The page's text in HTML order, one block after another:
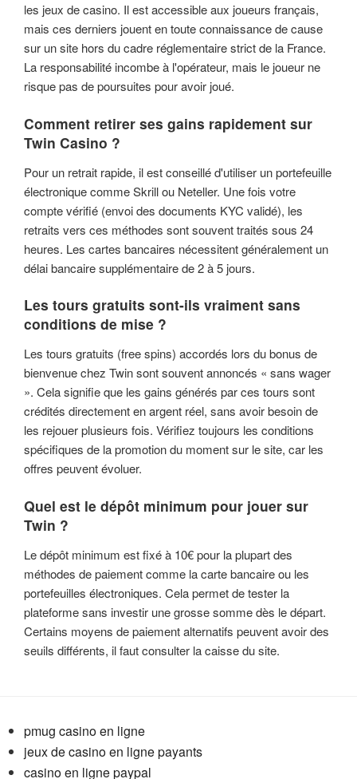
les jeux de casino. Il est accessible aux joueurs français,
mais ces derniers jouent en toute connaissance de cause
sur un site hors du cadre réglementaire strict de la France.
La responsabilité incombe à l'opérateur, mais le joueur ne
risque pas de poursuites pour avoir joué.
Comment retirer ses gains rapidement sur
Twin Casino ?
Pour un retrait rapide, il est conseillé d'utiliser un portefeuille
électronique comme Skrill ou Neteller. Une fois votre
compte vérifié (envoi des documents KYC validé), les
retraits vers ces méthodes sont souvent traités sous 24
heures. Les cartes bancaires nécessitent généralement un
délai bancaire supplémentaire de 2 à 5 jours.
Les tours gratuits sont-ils vraiment sans
conditions de mise ?
Les tours gratuits (free spins) accordés lors du bonus de
bienvenue chez Twin sont souvent annoncés « sans wager
». Cela signifie que les gains générés par ces tours sont
crédités directement en argent réel, sans avoir besoin de
les rejouer plusieurs fois. Vérifiez toujours les conditions
spécifiques de la promotion du moment sur le site, car les
offres peuvent évoluer.
Quel est le dépôt minimum pour jouer sur
Twin ?
Le dépôt minimum est fixé à 10€ pour la plupart des
méthodes de paiement comme la carte bancaire ou les
portefeuilles électroniques. Cela permet de tester la
plateforme sans investir une grosse somme dès le départ.
Certains moyens de paiement alternatifs peuvent avoir des
seuils différents, il faut consulter la caisse du site.
pmug casino en ligne
jeux de casino en ligne payants
casino en ligne paypal